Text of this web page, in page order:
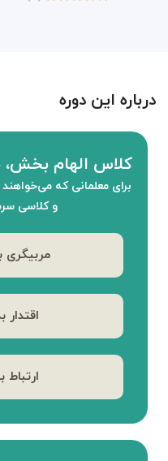
درباره این دوره
کلاس الهام بخش،
برای معلمانی که
و کلاسی
مربیگری